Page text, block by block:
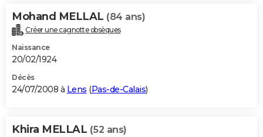
Mohand MELLAL (84 ans)
Créer une cagnotte obsèques
Naissance
20/02/1924
Décès
24/07/2008 à Lens (Pas-de-Calais)
Khira MELLAL (52 ans)